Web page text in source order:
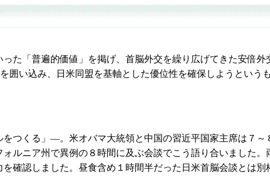
た「普遍的価値」を掲げ、首脳外交を繰り広げてきた安倍外
囲い込み、日米同盟を基軸とした優位性を確保しようというも
つくる」―。米オバマ大統領と中国の習近平国家主席は７～
ォルニア州で異例の８時間に及ぶ会談でこう語り合いました。
確認しました。昼食含め１時間半だった日米首脳会談とは別